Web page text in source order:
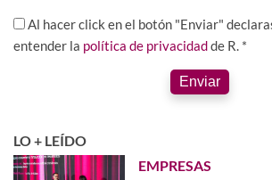
Al hacer click en el botón "Enviar"
entender la política de privacidadde R. *
Enviar
LO + LEÍDO
EMPRESAS